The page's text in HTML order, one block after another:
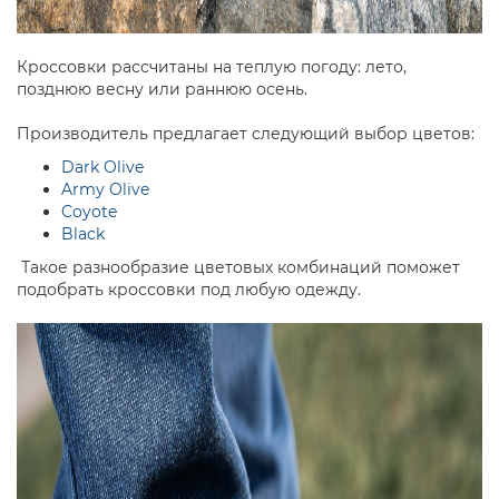
Кроссовки рассчитаны на теплую погоду: лето,
позднюю весну или раннюю осень.
Производитель предлагает следующий выбор цветов:
Dark Olive
Army Olive
Coyote
Black
Такое разнообразие цветовых комбинаций поможет
подобрать кроссовки под любую одежду.